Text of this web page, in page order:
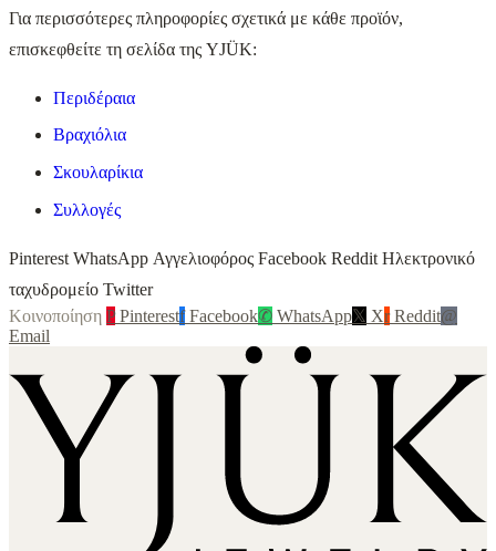
Για περισσότερες πληροφορίες σχετικά με κάθε προϊόν,
επισκεφθείτε τη σελίδα της YJÜK:
Περιδέραια
Βραχιόλια
Σκουλαρίκια
Συλλογές
Pinterest WhatsApp Αγγελιοφόρος Facebook Reddit Ηλεκτρονικό
ταχυδρομείο Twitter
Κοινοποίηση PPinterestfFacebook✆ WhatsApp𝕏 XrReddit@
Email